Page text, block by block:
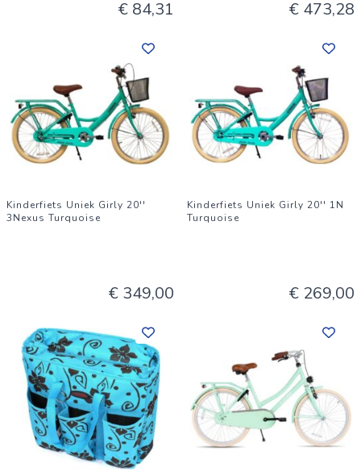
€ 84,31 € 473,28
Kinderfiets Uniek Girly 20''
3Nexus Turquoise
€ 349,00
Kinderfiets Uniek Girly 20'' 1N
Turquoise
€ 269,00